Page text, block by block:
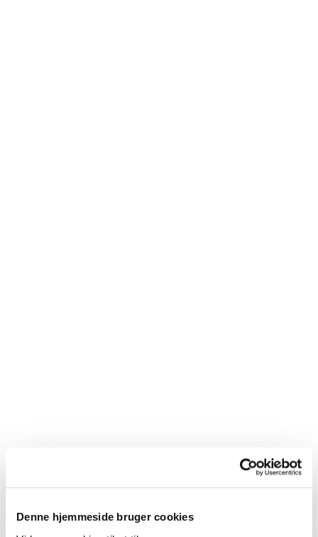
Denne hjemmeside bruger cookies